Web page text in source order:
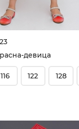
девица
116 122 128